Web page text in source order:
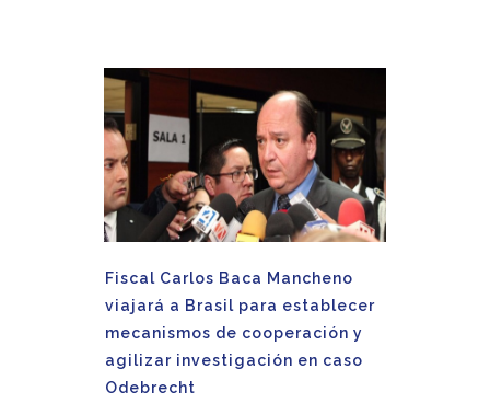
Fiscal Carlos Baca Mancheno
viajará a Brasil para establecer
mecanismos de cooperación y
agilizar investigación en caso
Odebrecht